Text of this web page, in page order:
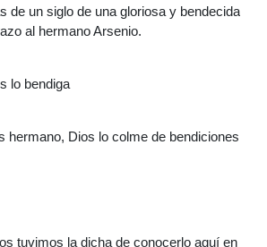
de un siglo de una gloriosa y bendecida
al hermano Arsenio.
lo bendiga
hermano, Dios lo colme de bendiciones
tuvimos la dicha de conocerlo aquí en